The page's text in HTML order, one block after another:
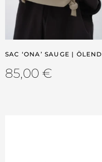
SAC ‘ONA’ SAUGE | ÖLEND
85,00 €